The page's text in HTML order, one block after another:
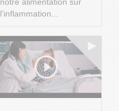
l’inflammation...